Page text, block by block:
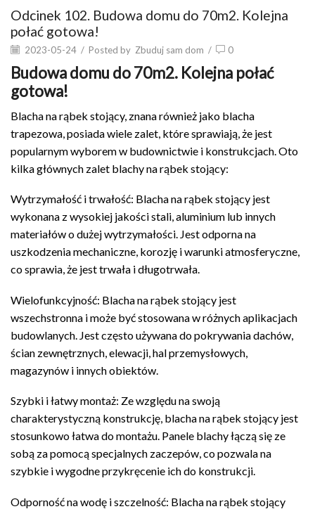
Odcinek 102. Budowa domu do 70m2. Kolejna
połać gotowa!
2023-05-24 / Posted by Zbuduj sam dom / 0
Budowa domu do 70m2. Kolejna połać
gotowa!
Blacha na rąbek stojący, znana również jako blacha
trapezowa, posiada wiele zalet, które sprawiają, że jest
popularnym wyborem w budownictwie i konstrukcjach. Oto
kilka głównych zalet blachy na rąbek stojący:
Wytrzymałość i trwałość: Blacha na rąbek stojący jest
wykonana z wysokiej jakości stali, aluminium lub innych
materiałów o dużej wytrzymałości. Jest odporna na
uszkodzenia mechaniczne, korozję i warunki atmosferyczne,
co sprawia, że jest trwała i długotrwała.
Wielofunkcyjność: Blacha na rąbek stojący jest
wszechstronna i może być stosowana w różnych aplikacjach
budowlanych. Jest często używana do pokrywania dachów,
ścian zewnętrznych, elewacji, hal przemysłowych,
magazynów i innych obiektów.
Szybki i łatwy montaż: Ze względu na swoją
charakterystyczną konstrukcję, blacha na rąbek stojący jest
stosunkowo łatwa do montażu. Panele blachy łączą się ze
sobą za pomocą specjalnych zaczepów, co pozwala na
szybkie i wygodne przykręcenie ich do konstrukcji.
Odporność na wodę i szczelność: Blacha na rąbek stojący